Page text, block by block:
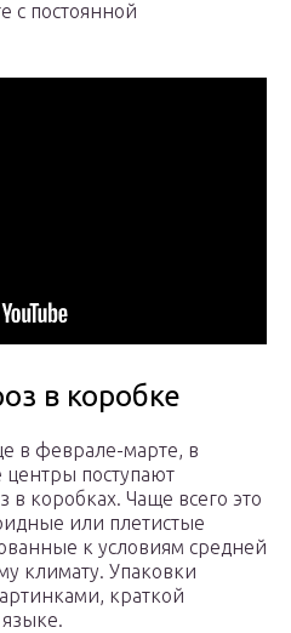
с постоянной
в коробке
в феврале-марте, в
поступают
в коробках. Чаще всего это
или плетистые
к условиям средней
климату. Упаковки
краткой